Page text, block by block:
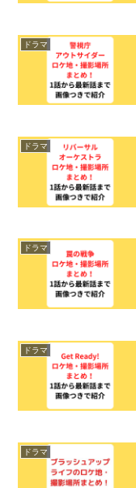
ドラマ
ドラマ
ドラマ
ドラマ
ドラマ